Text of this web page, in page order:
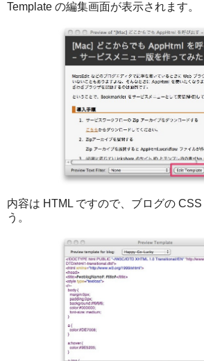
Template の編集画面が表示されます。
内容は HTML ですので、ブログの
う。